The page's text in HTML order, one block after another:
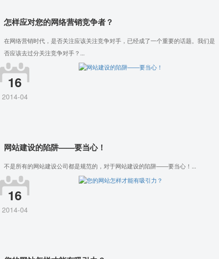
怎样应对您的网络营销竞争者？
在网络营销时代，是否关注应该关注竞争对手，已经成了一个重要的话题。我们是
否应该去过分关注竞争对手？...
16
2014-04
网站建设的陷阱——要当心！
不是所有的网站建设公司都是规范的，对于网站建设的陷阱——要当心！...
16
2014-04